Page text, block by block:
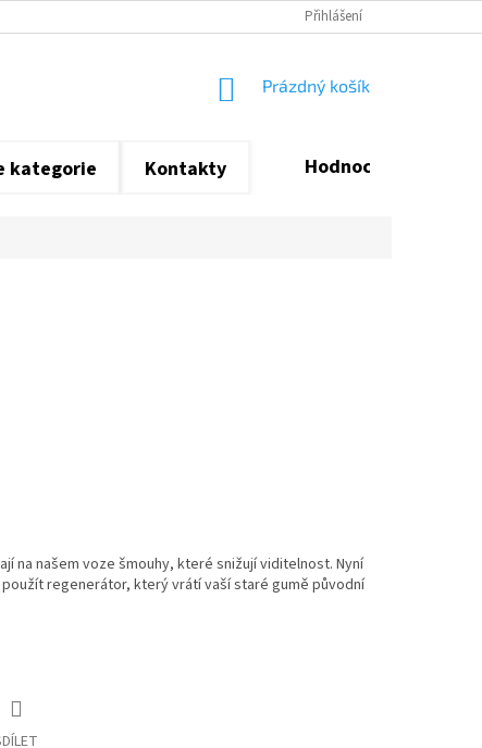
Přihlášení
NÁKUPNÍ
Prázdný košík
kategorie Kontakty Hodnocení obchodu
na našem voze šmouhy, které snižují viditelnost. Nyní
regenerátor, který vrátí vaší staré gumě původní